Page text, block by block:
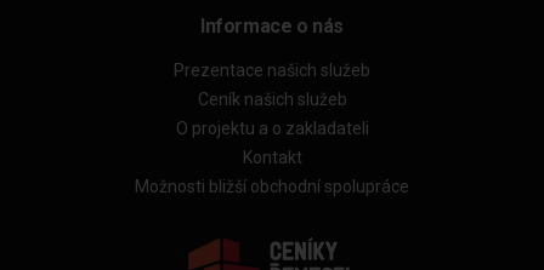
Informace o nás
Prezentace našich služeb
Ceník našich služeb
O projektu a o zakladateli
Kontakt
Možnosti bližší obchodní spolupráce